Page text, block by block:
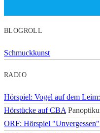
BLOGROLL
Schmuckkunst
RADIO
Hörspiel: Vogel auf dem
Hörstücke auf CBA
ORF: Hörspiel "Unvergessen"